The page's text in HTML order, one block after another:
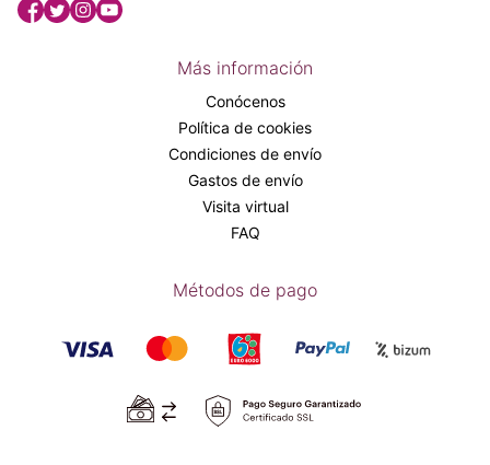
Más información
Conócenos
Política de cookies
Condiciones de envío
Gastos de envío
Visita virtual
FAQ
Métodos de pago